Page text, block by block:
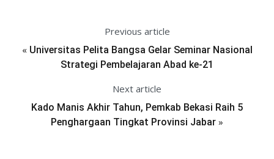
Previous article
« Universitas Pelita Bangsa Gelar Seminar Nasional
Strategi Pembelajaran Abad ke-21
Next article
Kado Manis Akhir Tahun, Pemkab Bekasi Raih 5
Penghargaan Tingkat Provinsi Jabar »